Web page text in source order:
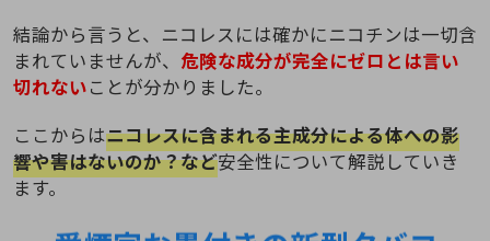
結論から言うと、ニコレスには確かにニコチンは一切含
まれていませんが、 危険な成分が完全にゼロとは言い
切れないことが分かりました。
ここからはニコレスに含まれる主成分による体への影
響や害はないのか？など安全性について解説していき
ます。